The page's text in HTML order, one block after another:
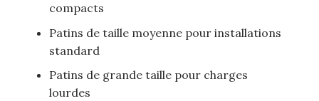
compacts
Patins de taille moyenne pour installations
standard
Patins de grande taille pour charges
lourdes